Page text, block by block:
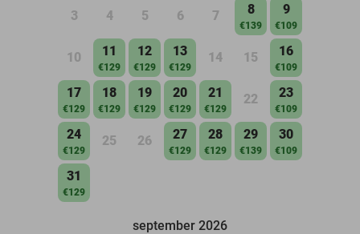
3 4 5 6 7 8
€139
9
€109
10 11
€129
12
€129
13
€129
14 15 16
€109
17
€129
18
€129
19
€129
20
€129
21
€129
22 23
€109
24
€129
25 26 27
€129
28
€129
29
€139
30
€109
31
€129
september 2026